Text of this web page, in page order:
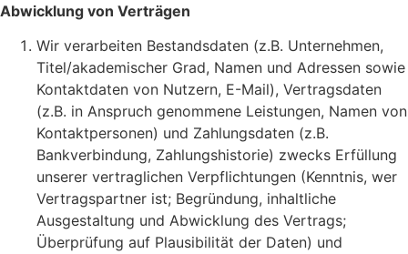
Abwicklung von Verträgen
Wir verarbeiten Bestandsdaten (z.B. Unternehmen,
Titel/akademischer Grad, Namen und Adressen sowie
Kontaktdaten von Nutzern, E-Mail), Vertragsdaten
(z.B. in Anspruch genommene Leistungen, Namen von
Kontaktpersonen) und Zahlungsdaten (z.B.
Bankverbindung, Zahlungshistorie) zwecks Erfüllung
unserer vertraglichen Verpflichtungen (Kenntnis, wer
Vertragspartner ist; Begründung, inhaltliche
Ausgestaltung und Abwicklung des Vertrags;
Überprüfung auf Plausibilität der Daten) und